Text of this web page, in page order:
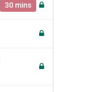
30 mins